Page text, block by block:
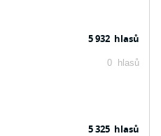
5 932 hlasů
0 hlasů
5 325 hlasů